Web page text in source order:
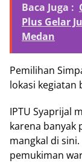
Baca Juga :
Plus Gelar
Medan
Pemilihan
lokasi kegiatan
IPTU Syaprijal
karena banyak
mangkal di
pemukiman